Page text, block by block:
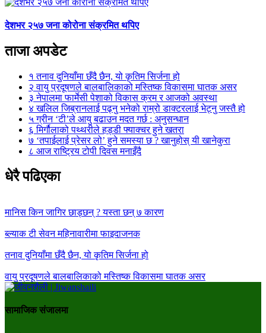
देशभर २५७ जना कोरोना संक्रमित थपिए
ताजा अपडेट
१ तनाव दुनियाँमा छँदै छैन, यो कृतिम सिर्जना हो
२ वायु प्रदूषणले बालबालिकाको मस्तिष्क विकासमा घातक असर
३ नेपालमा फार्मेसी पेशाको विकास क्रम र आजको अवस्था
४ खलिल जिब्रानलाई पढ्नु भनेको राम्रो डाक्टरलाई भेट्नु जस्तै हो
५ग्रीन ‘टी’ले आयु बढाउन मदत गर्छ : अनुसन्धान
६ मिर्गौलाको पथ्थरीले हड्डी फ्याक्चर हुने खतरा
७ ‘तपाईलाई प्रेसर लो’ हुने समस्या छ ? खानुहोस् यी खानेकुरा
८ आज राष्ट्रिय टोपी दिवस मनाइँदै
धेरै पढिएका
मानिस किन जागिर छाड्छन् ? यस्ता छन् ७ कारण
ब्ल्याक टी सेवन महिनावारीमा फाइदाजनक
तनाव दुनियाँमा छँदै छैन, यो कृतिम सिर्जना हो
वायु प्रदूषणले बालबालिकाको मस्तिष्क विकासमा घातक असर
सामाजिक संजालमा